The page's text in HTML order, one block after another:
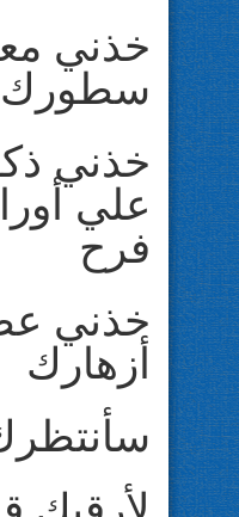
خذني
سطورك
خذني
علي
فرح
خذني
أزهارك